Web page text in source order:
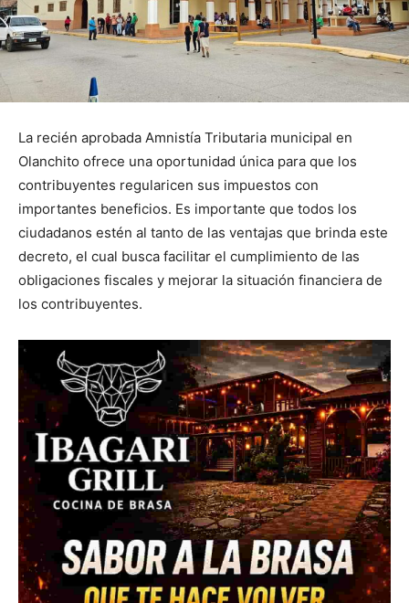
La recién aprobada Amnistía Tributaria municipal en
Olanchito ofrece una oportunidad única para que los
contribuyentes regularicen sus impuestos con
importantes beneficios. Es importante que todos los
ciudadanos estén al tanto de las ventajas que brinda este
decreto, el cual busca facilitar el cumplimiento de las
obligaciones fiscales y mejorar la situación financiera de
los contribuyentes.